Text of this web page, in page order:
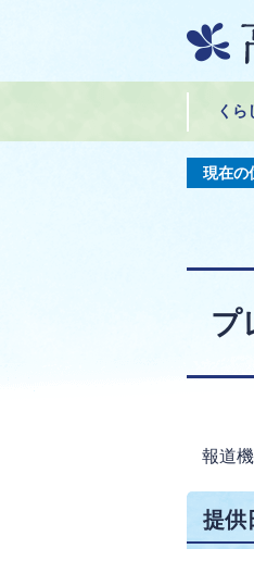
くら
現在の
プ
報道
提供